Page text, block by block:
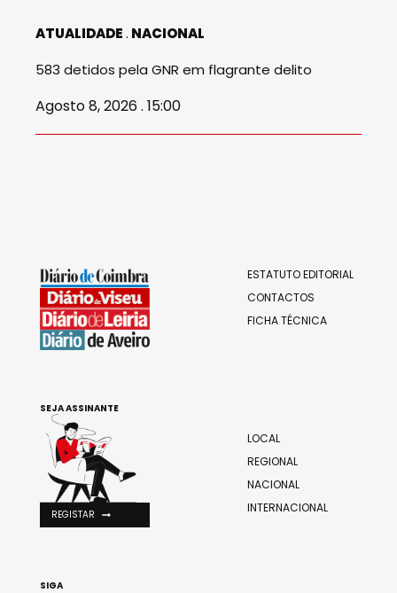
ATUALIDADE NACIONAL
583 detidos pela GNR em flagrante delito
Agosto 8, 2026 . 15:00
ESTATUTO EDITORIAL
CONTACTOS
FICHA TÉCNICA
LOCAL
REGIONAL
NACIONAL
INTERNACIONAL
SEJA ASSINANTE
REGISTAR
SIGA